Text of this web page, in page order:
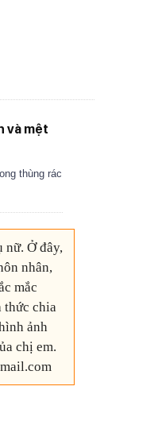
và mệt
thùng rác
nữ. Ở đây,
nhân,
mắc
thức chia
ảnh
chị em.